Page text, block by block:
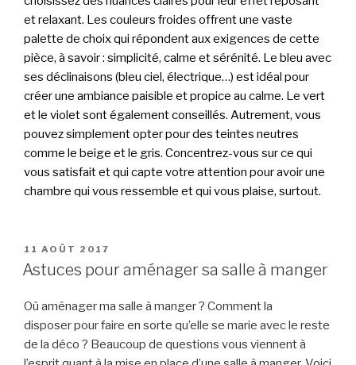
et relaxant. Les couleurs froides offrent une vaste
palette de choix qui répondent aux exigences de cette
pièce, à savoir : simplicité, calme et sérénité. Le bleu avec
ses déclinaisons (bleu ciel, électrique…) est idéal pour
créer une ambiance paisible et propice au calme. Le vert
et le violet sont également conseillés. Autrement, vous
pouvez simplement opter pour des teintes neutres
comme le beige et le gris. Concentrez-vous sur ce qui
vous satisfait et qui capte votre attention pour avoir une
chambre qui vous ressemble et qui vous plaise, surtout.
PUBLIÉ
LE
11 AOÛT 2017
Astuces pour aménager sa salle à manger
Où aménager ma salle à manger ? Comment la
disposer pour faire en sorte qu’elle se marie avec le reste
de la déco ? Beaucoup de questions vous viennent à